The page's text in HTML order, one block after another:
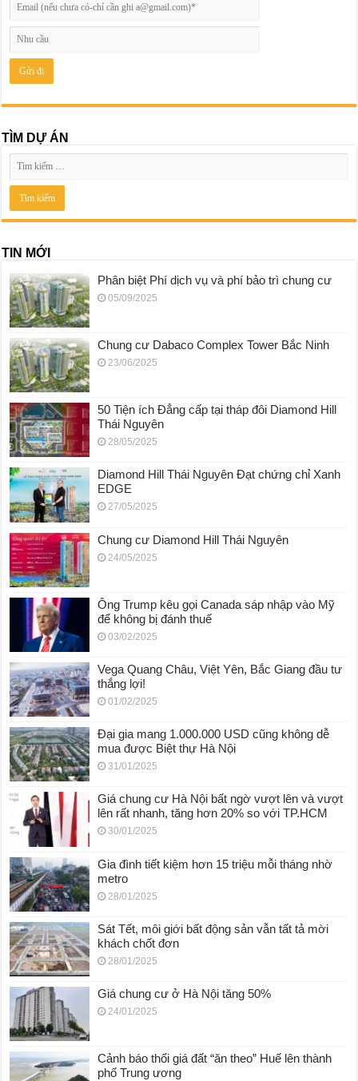
TÌM DỰ ÁN
TIN MỚI
Phân biệt Phí dịch vụ và phí bảo trì chung cư
05/09/2025
Chung cư Dabaco Complex Tower Bắc Ninh
23/06/2025
50 Tiện ích Đẳng cấp tại tháp đôi Diamond Hill
Thái Nguyên
28/05/2025
Diamond Hill Thái Nguyên Đạt chứng chỉ Xanh
EDGE
27/05/2025
Chung cư Diamond Hill Thái Nguyên
24/05/2025
Ông Trump kêu gọi Canada sáp nhập vào Mỹ
để không bị đánh thuế
03/02/2025
Vega Quang Châu, Việt Yên, Bắc Giang đầu tư
thắng lợi!
01/02/2025
Đại gia mang 1.000.000 USD cũng không dễ
mua được Biệt thự Hà Nội
31/01/2025
Giá chung cư Hà Nội bất ngờ vượt lên và vượt
lên rất nhanh, tăng hơn 20% so với TP.HCM
30/01/2025
Gia đình tiết kiệm hơn 15 triệu mỗi tháng nhờ
metro
28/01/2025
Sát Tết, môi giới bất động sản vẫn tất tả mời
khách chốt đơn
28/01/2025
Giá chung cư ở Hà Nội tăng 50%
24/01/2025
Cảnh báo thổi giá đất “ăn theo” Huế lên thành
phố Trung ương